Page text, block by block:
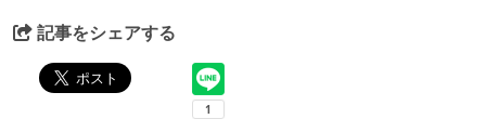
記事をシェアする